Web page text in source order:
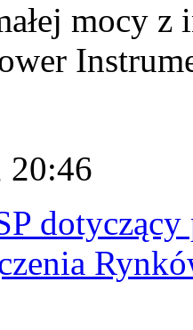
mocy
20:46